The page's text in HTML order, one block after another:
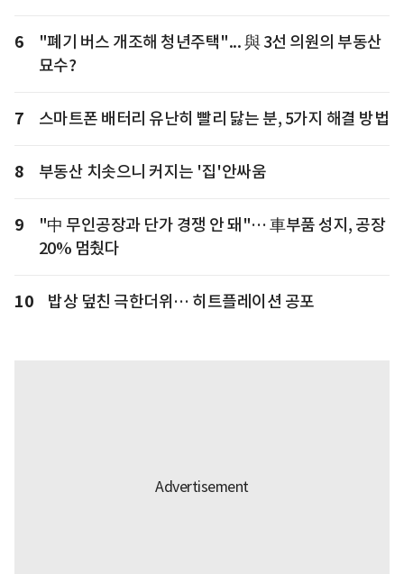
6
"폐기 버스 개조해 청년주택"... 與 3선 의원의 부동산
묘수?
7 스마트폰 배터리 유난히 빨리 닳는 분, 5가지 해결 방법
8 부동산 치솟으니 커지는 '집'안싸움
9
"中 무인공장과 단가 경쟁 안 돼"… 車부품 성지, 공장
20% 멈췄다
10 밥상 덮친 극한더위… 히트플레이션 공포